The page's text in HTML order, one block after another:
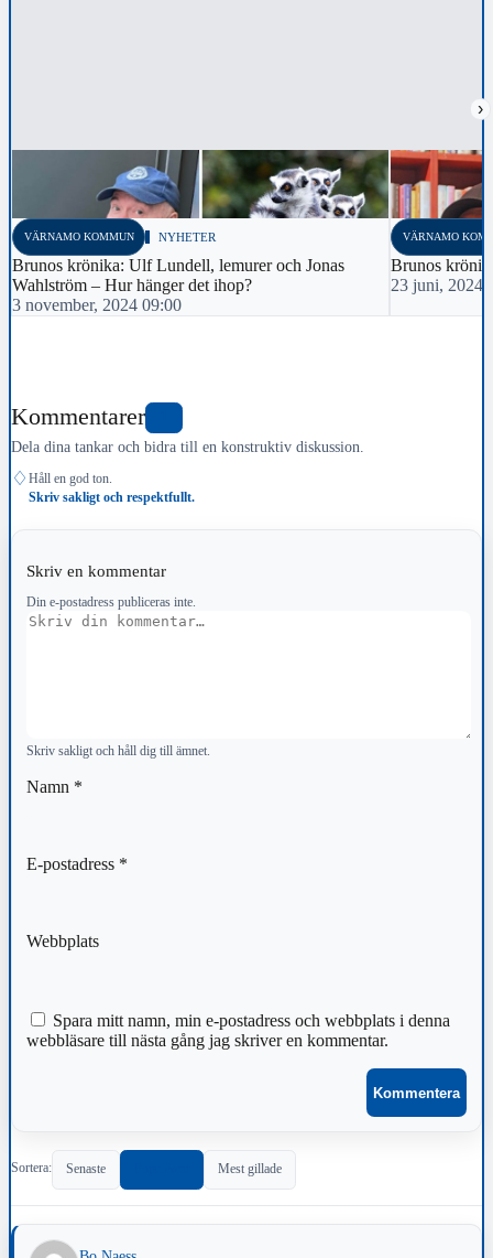
›
VÄRNAMO KOMMUN NYHETER
Brunos krönika: Ulf Lundell, lemurer och Jonas
Wahlström – Hur hänger det ihop?
3 november, 2024 09:00
VÄRNAMO
Brunos
23 juni, 2024
Kommentarer
Dela dina tankar och bidra till en konstruktiv diskussion.
♢ Håll en god ton.
Skriv sakligt och respektfullt.
Skriv en kommentar
Din e-postadress publiceras inte.
Kommentar
Skriv sakligt och håll dig till ämnet.
Namn *
E-postadress *
Webbplats
Spara mitt namn, min e-postadress och webbplats i denna
webbläsare till nästa gång jag skriver en kommentar.
Sortera: Senaste Mest gillade